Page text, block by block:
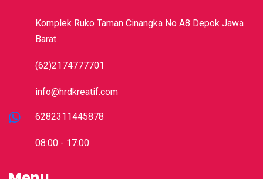
Komplek Ruko Taman Cinangka No A8 Depok Jawa
Barat
(62)2174777701
info@hrdkreatif.com
6282311445878
08:00 - 17:00